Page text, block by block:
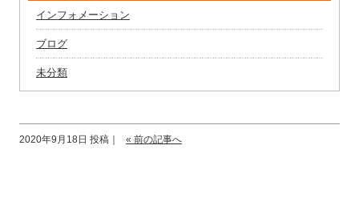
インフォメーション
ブログ
未分類
2020年9月18日 投稿｜ « 前の記事へ